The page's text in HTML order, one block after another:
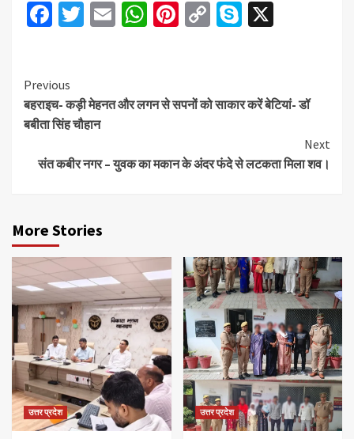
Facebook
Twitter
EmailWhatsApp
Pinterest
CopySkype
Continue
Reading
Previous
बहराइच- कड़ी मेहनत और लगन से सपनों को साकार करें बेटियां- डॉ
बबीता सिंह चौहान
Next
संत कबीर नगर – युवक का मकान के अंदर फंदे से लटकता मिला शव।
More Stories
उत्तर प्रदेश उत्तर प्रदेश